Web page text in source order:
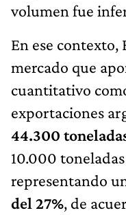
volumen fue
En ese contexto,
mercado que
cuantitativo
exportaciones
44.300
10.000
representando
del 27%, de